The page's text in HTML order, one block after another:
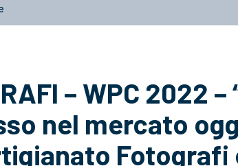
– WPC 2022
nel mercato
Fotografi